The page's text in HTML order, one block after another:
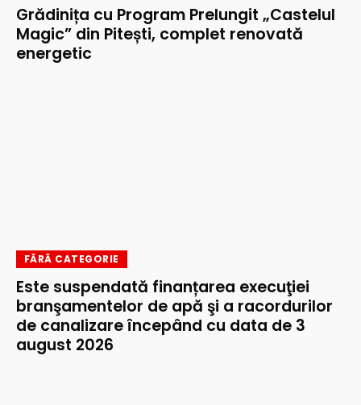
Grădinița cu Program Prelungit „Castelul
Magic” din Pitești, complet renovată
energetic
FĂRĂ CATEGORIE
Este suspendată finanțarea execuţiei
branşamentelor de apă şi a racordurilor
de canalizare începând cu data de 3
august 2026